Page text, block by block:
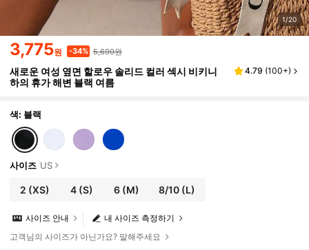
1/20
3,775원 -34% 5,690원
새로운 여성 옆면 할로우 솔리드 컬러 섹시 비키니
하의 휴가 해변 블랙 여름
4.79 (100+)
색: 블랙
사이즈 US
2 (XS) 4(S) 6(M) 8/10 (L)
내 사이즈 측정하기
사이즈 안내
고객님의 사이즈가 아닌가요? 말해주세요